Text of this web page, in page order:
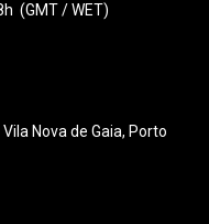
(GMT / WET)
Nova de Gaia, Porto